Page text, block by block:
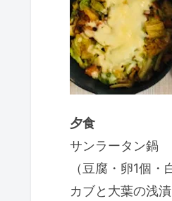
夕食
サンラータン鍋
（豆腐・卵1個・
カブと大葉の浅